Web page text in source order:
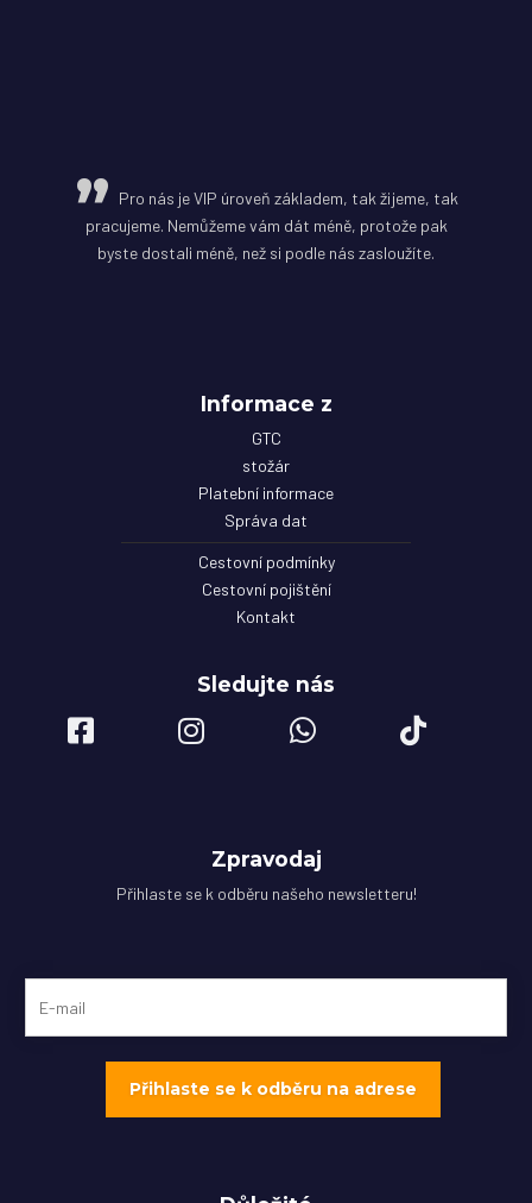
Pro nás je VIP úroveň základem, tak žijeme, tak
pracujeme. Nemůžeme vám dát méně, protože pak
byste dostali méně, než si podle nás zasloužíte.
Informace z
GTC
stožár
Platební informace
Správa dat
Cestovní podmínky
Cestovní pojištění
Kontakt
Sledujte nás
Zpravodaj
Přihlaste se k odběru našeho newsletteru!